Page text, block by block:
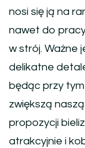
nosi się ją na
nawet do
w strój. Ważne
delikatne
będąc przy
zwiększą
propozycji
atrakcyjnie i